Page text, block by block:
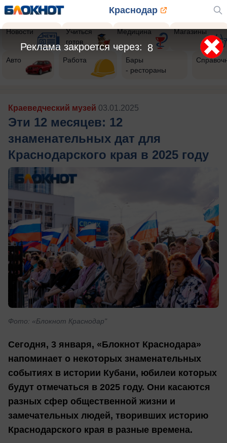
Краснодар
Новости
Учиться
готов
Медицина Магазины
Авто Работа
Бары
- рестораны
Краеведческий музей 03.01.2025
Эти 12 месяцев: 12
знаменательных дат для
Краснодарского края в 2025 году
Фото: «Блокнот Краснодар"
Сегодня, 3 января, «Блокнот Краснодара»
напоминает о некоторых знаменательных
событиях в истории Кубани, юбилеи которых
будут отмечаться в 2025 году. Они касаются
разных сфер общественной жизни и
замечательных людей, творивших историю
Краснодарского края в разные времена.
6
Реклама закроется через: